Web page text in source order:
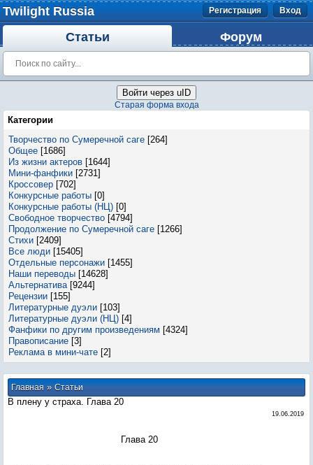
Twilight Russia Регистрация Вход
Статьи Форум
Войти через uID
Старая форма входа
Категории
Творчество по Сумеречной саге [264]
Общее [1686]
Из жизни актеров [1644]
Мини-фанфики [2731]
Кроссовер [702]
Конкурсные работы [0]
Конкурсные работы (НЦ) [0]
Свободное творчество [4794]
Продолжение по Сумеречной саге [1266]
Стихи [2409]
Все люди [15405]
Отдельные персонажи [1455]
Наши переводы [14628]
Альтернатива [9244]
Рецензии [155]
Литературные дуэли [103]
Литературные дуэли (НЦ) [4]
Фанфики по другим произведениям [4324]
Правописание [3]
Реклама в мини-чате [2]
Главная»Статьи
В плену у страха. Глава 20
19.06.2019
Глава 20